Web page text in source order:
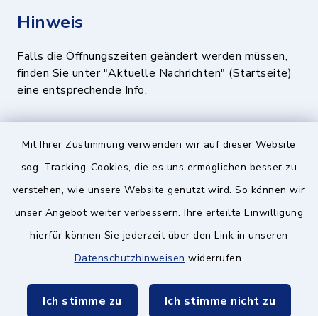
Mit Ihrer Zustimmung verwenden wir auf dieser Website
sog. Tracking-Cookies, die es uns ermöglichen besser zu
verstehen, wie unsere Website genutzt wird. So können wir
unser Angebot weiter verbessern. Ihre erteilte Einwilligung
hierfür können Sie jederzeit über den Link in unseren
Datenschutzhinweisen widerrufen.
Ich stimme zu Ich stimme nicht zu
Hinweis
Falls die Öffnungszeiten geändert werden müssen,
finden Sie unter "Aktuelle Nachrichten" (Startseite)
eine entsprechende Info.
Quicklinks
BayernPortal
Landratsamt München
Zweckverband München Südost